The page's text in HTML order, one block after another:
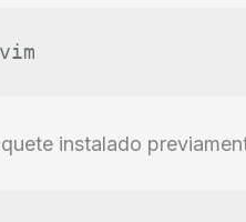
instalado